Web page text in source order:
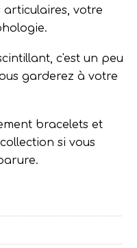
votre
c'est un peu
garderez à votre
bracelets et
si vous